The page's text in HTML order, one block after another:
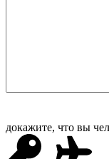
докажите, что вы